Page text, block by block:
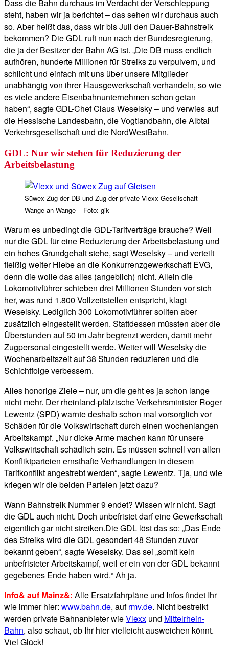
Dass die Bahn durchaus im Verdacht der Verschleppung
steht, haben wir ja berichtet – das sehen wir durchaus auch
so. Aber heißt das, dass wir bis Juli den Dauer-Bahnstreik
bekommen? Die GDL ruft nun nach der Bundesregierung,
die ja der Besitzer der Bahn AG ist. „Die DB muss endlich
aufhören, hunderte Millionen für Streiks zu verpulvern, und
schlicht und einfach mit uns über unsere Mitglieder
unabhängig von ihrer Hausgewerkschaft verhandeln, so wie
es viele andere Eisenbahnunternehmen schon getan
haben“, sagte GDL-Chef Claus Weselsky – und verwies auf
die Hessische Landesbahn, die Vogtlandbahn, die Albtal
Verkehrsgesellschaft und die NordWestBahn.
GDL: Nur wir stehen für Reduzierung der
Arbeitsbelastung
Süwex-Zug der DB und Zug der private Vlexx-Gesellschaft
Wange an Wange – Foto: gik
Warum es unbedingt die GDL-Tarifverträge brauche? Weil
nur die GDL für eine Reduzierung der Arbeitsbelastung und
ein hohes Grundgehalt stehe, sagt Weselsky – und verteilt
fleißig weiter Hiebe an die Konkurrenzgewerkschaft EVG,
denn die wolle das alles (angeblich) nicht. Allein die
Lokomotivführer schieben drei Millionen Stunden vor sich
her, was rund 1.800 Vollzeitstellen entspricht, klagt
Weselsky. Lediglich 300 Lokomotivführer sollten aber
zusätzlich eingestellt werden. Stattdessen müssten aber die
Überstunden auf 50 im Jahr begrenzt werden, damit mehr
Zugpersonal eingestellt werde. Weiter will Weselsky die
Wochenarbeitszeit auf 38 Stunden reduzieren und die
Schichtfolge verbessern.
Alles honorige Ziele – nur, um die geht es ja schon lange
nicht mehr. Der rheinland-pfälzische Verkehrsminister Roger
Lewentz (SPD) warnte deshalb schon mal vorsorglich vor
Schäden für die Volkswirtschaft durch einen wochenlangen
Arbeitskampf. „Nur dicke Arme machen kann für unsere
Volkswirtschaft schädlich sein. Es müssen schnell von allen
Konfliktparteien ernsthafte Verhandlungen in diesem
Tarifkonflikt angestrebt werden“, sagte Lewentz. Tja, und wie
kriegen wir die beiden Parteien jetzt dazu?
Wann Bahnstreik Nummer 9 endet? Wissen wir nicht. Sagt
die GDL auch nicht. Doch unbefristet darf eine Gewerkschaft
eigentlich gar nicht streiken.Die GDL löst das so: „Das Ende
des Streiks wird die GDL gesondert 48 Stunden zuvor
bekannt geben“, sagte Weselsky. Das sei „somit kein
unbefristeter Arbeitskampf, weil er ein von der GDL bekannt
gegebenes Ende haben wird.“ Ah ja.
Info& auf Mainz&: Alle Ersatzfahrpläne und Infos findet Ihr
wie immer hier: www.bahn.de, aufrmv.de. Nicht bestreikt
werden private Bahnanbieter wieVlexx und Mittelrhein-
Bahn, also schaut, ob Ihr hier vielleicht ausweichen könnt.
Viel Glück!